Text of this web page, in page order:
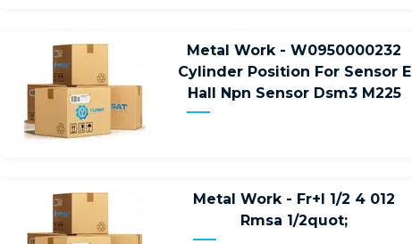
Metal Work - W0950000232
Cylinder Position For Sensor E
Hall Npn Sensor Dsm3 M225
Metal Work - Fr+l 1/2 4 012
Rmsa 1/2quot;